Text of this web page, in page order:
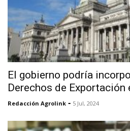
El gobierno podría
Derechos de Exportación
Redacción Agrolink - 5 Jul, 2024